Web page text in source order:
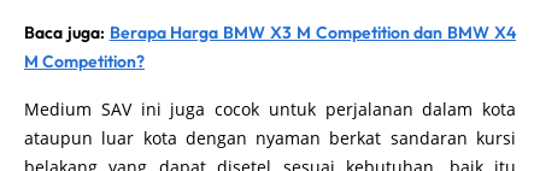
Baca juga: Berapa Harga BMW X3 M Competition dan BMW X4
M Competition?
Medium SAV ini juga cocok untuk perjalanan dalam kota
ataupun luar kota dengan nyaman berkat sandaran kursi